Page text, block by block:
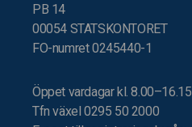
PB 14
00054 STATSKONTORET
FO-numret 0245440-1
Öppet vardagar kl. 8.00–16.15
Tfn växel 0295 50 2000